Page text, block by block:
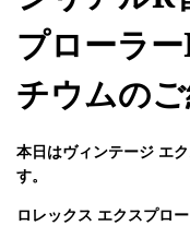
プローラ
チウムのご
本日はヴィンテージ エ
す。
ロレックス エクスプロ